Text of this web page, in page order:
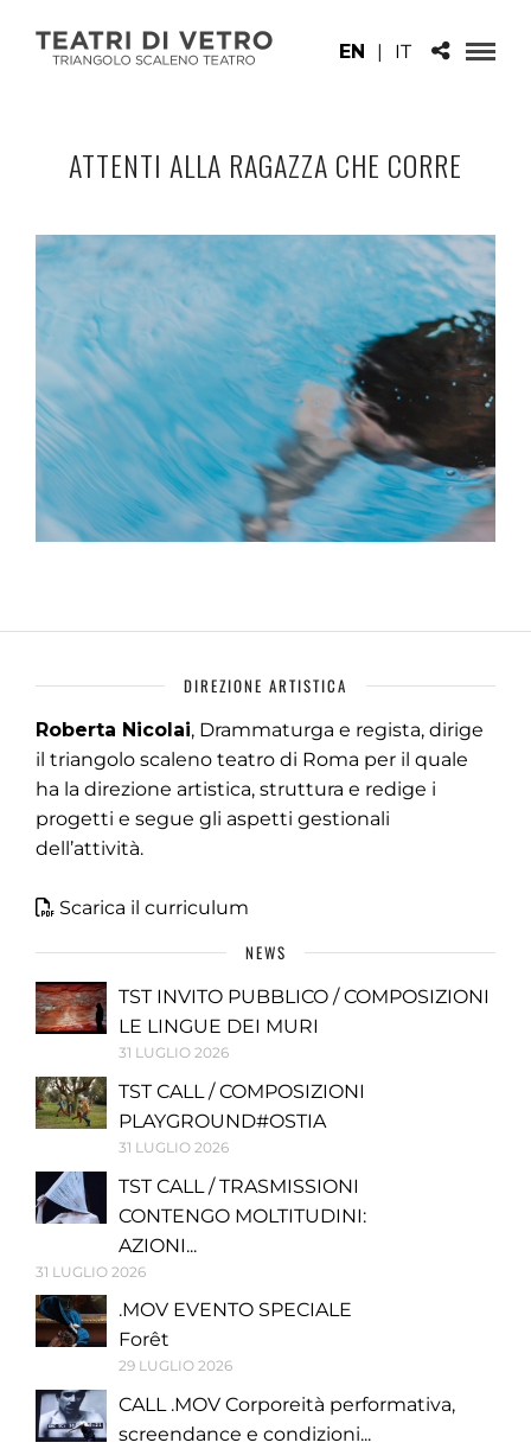
EN | IT
ATTENTI ALLA RAGAZZA CHE CORRE
DIREZIONE ARTISTICA
Roberta Nicolai, Drammaturga e regista, dirige
il triangolo scaleno teatro di Roma per il quale
ha la direzione artistica, struttura e redige i
progetti e segue gli aspetti gestionali
dell’attività.
Scarica il curriculum
NEWS
TST INVITO PUBBLICO / COMPOSIZIONI
LE LINGUE DEI MURI
31 LUGLIO 2026
TST CALL / COMPOSIZIONI
PLAYGROUND#OSTIA
31 LUGLIO 2026
TST CALL / TRASMISSIONI
CONTENGO MOLTITUDINI:
AZIONI...
31 LUGLIO 2026
.MOV EVENTO SPECIALE
Forêt
29 LUGLIO 2026
CALL .MOV Corporeità performativa,
screendance e condizioni...